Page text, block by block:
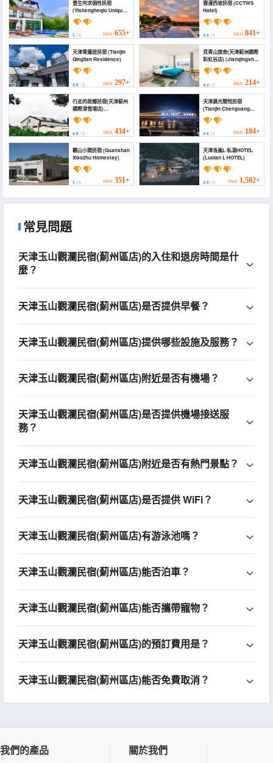
壹生何求個性民宿
(Yishengheqiu Unique
Homestay)
5 / 5 HKD 655+
雲漫西坡民宿 (CCTWS
Hotel)
4.6/ 5 HKD 841+
天津青蓮居民宿 (Tianjin
Qinglian Residence)
4.8 / 5 HKD 297+
見青山旅舍(天津薊洲國際
彩虹谷店) (Jianqingshan
Inn (Tianjin Jizhou
International Rainbow
4.4/ 5 HKD 214+
行走的故鄉民宿(天津薊州
國際滑雪場店)
(Xingzoude Guxiang
Homestay (Tianjin
Jizhou International Ski
Resort))
4.8 / 5 HKD 434+
天津晨光簡悅民宿
(Tianjin Chenguang
Jianyue Homestay)
4.6/ 5 HKD 184+
觀山小築民宿 (Guanshan
Xiaozhu Homestay)
5 / 5 HKD 351+
天津洛嵐L·私湯HOTEL
(Luolan L·HOTEL)
4.9/ 5 HKD 1,582+
常見問題
天津玉山觀瀾民宿(薊州區店)的入住和退房時間是什
麼？
天津玉山觀瀾民宿(薊州區店)是否提供早餐？
天津玉山觀瀾民宿(薊州區店)提供哪些設施及服務？
天津玉山觀瀾民宿(薊州區店)附近是否有機場？
天津玉山觀瀾民宿(薊州區店)是否提供機場接送服
務？
天津玉山觀瀾民宿(薊州區店)附近是否有熱門景點？
天津玉山觀瀾民宿(薊州區店)是否提供 WiFi？
天津玉山觀瀾民宿(薊州區店)有游泳池嗎？
天津玉山觀瀾民宿(薊州區店)能否泊車？
天津玉山觀瀾民宿(薊州區店)能否攜帶寵物？
天津玉山觀瀾民宿(薊州區店)的預訂費用是？
天津玉山觀瀾民宿(薊州區店)能否免費取消？
我們的產品 關於我們